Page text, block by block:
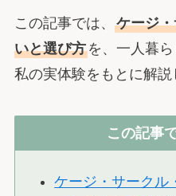
この記事では、 ケージ
いと選び方を、一人暮
私の実体験をもとに解説
この記事
ケージ・サークル